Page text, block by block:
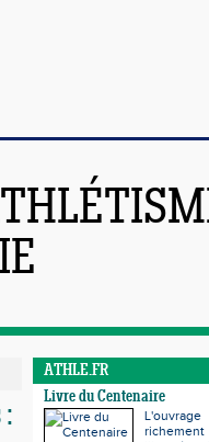
:
ATHLE.FR
Livre du Centenaire
L'ouvrage
richement